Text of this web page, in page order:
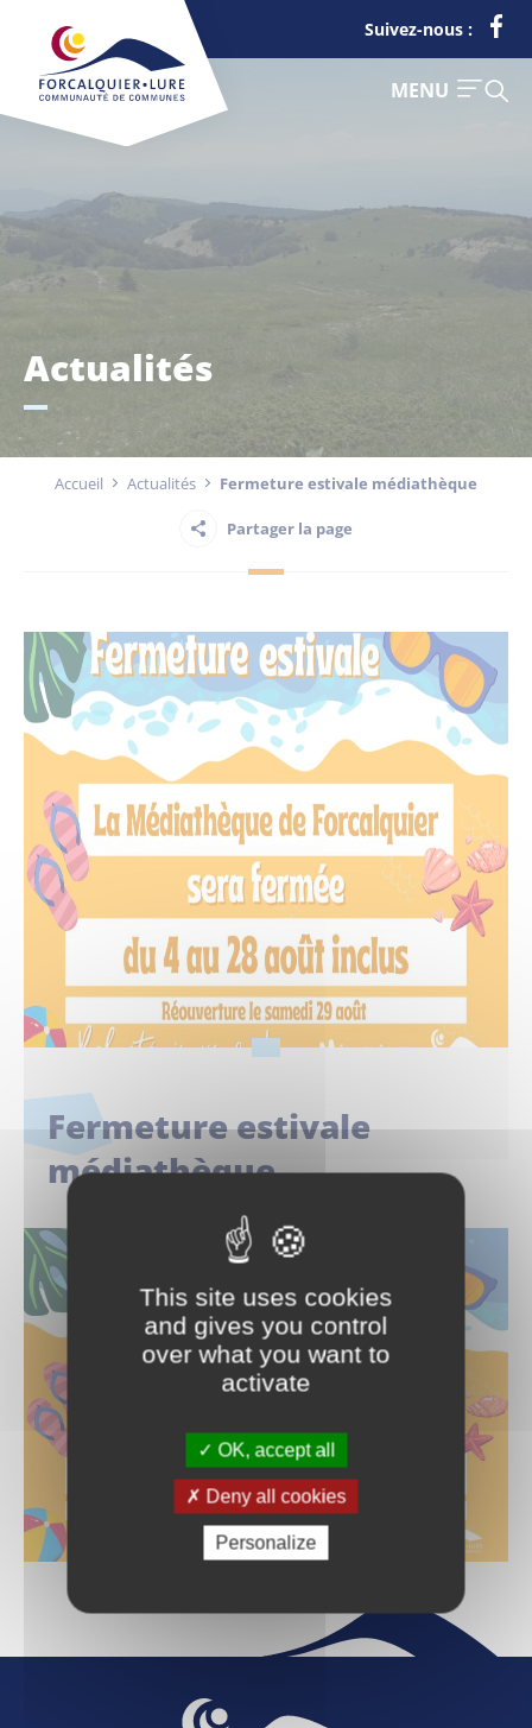
Suivez-nous :
Touriste
Entreprise
MENU
FERMER
Actualités
Accueil Actualités Fermeture estivale médiathèque
Partager la page
Fermeture estivale
médiathèque
Actualités
Maison France Services
Publications
Cookies management panel
This site uses cookies
and gives you control
over what you want to
activate
OK, accept all
Deny all cookies
Personalize